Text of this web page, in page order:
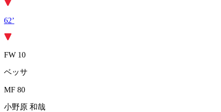
62’
FW 10
ベッサ
MF 80
小野原 和哉